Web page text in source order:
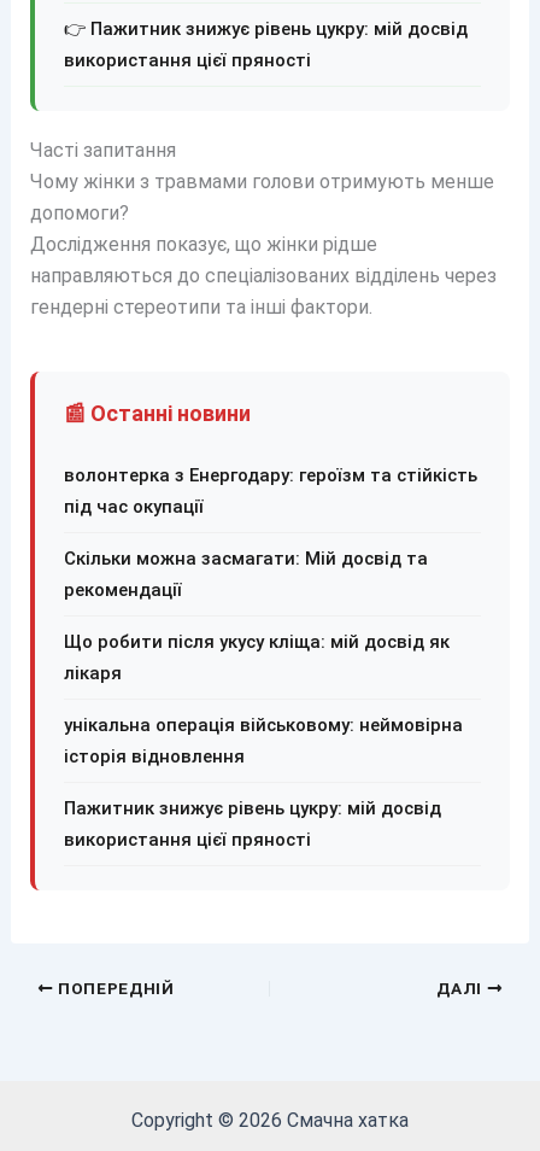
👉 Пажитник знижує рівень цукру: мій досвід
використання цієї пряності
Часті запитання
Чому жінки з травмами голови отримують менше
допомоги?
Дослідження показує, що жінки рідше
направляються до спеціалізованих відділень через
гендерні стереотипи та інші фактори.
📰 Останні новини
волонтерка з Енергодару: героїзм та стійкість
під час окупації
Скільки можна засмагати: Мій досвід та
рекомендації
Що робити після укусу кліща: мій досвід як
лікаря
унікальна операція військовому: неймовірна
історія відновлення
Пажитник знижує рівень цукру: мій досвід
використання цієї пряності
ПОПЕРЕДНІЙ ДАЛІ
Copyright © 2026 Смачна хатка